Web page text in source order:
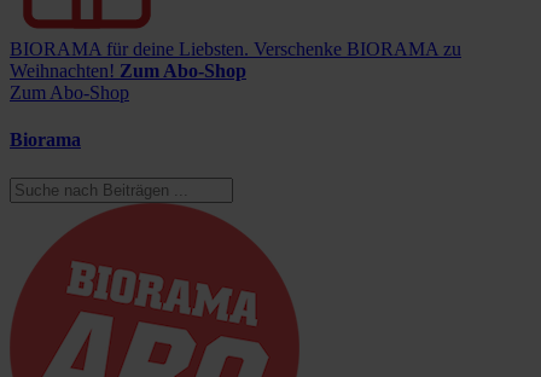
BIORAMA für deine Liebsten. Verschenke BIORAMA zu
Weihnachten! Zum Abo-Shop
Zum Abo-Shop
Biorama